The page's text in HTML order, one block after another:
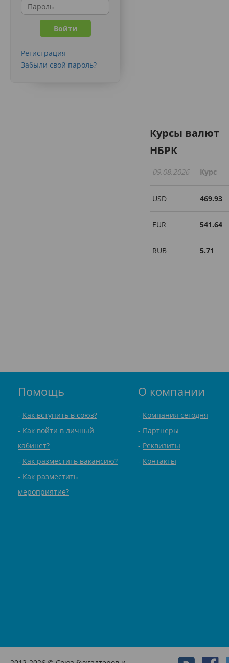
Регистрация
Забыли свой пароль?
Курсы валют
НБРК
09.08.2026 Курс
USD 469.93
EUR 541.64
RUB 5.71
Помощь
Как вступить в союз?
Как войти в личный
кабинет?
Как разместить вакансию?
Как разместить
мероприятие?
О компании
Компания сегодня
Партнеры
Реквизиты
Контакты